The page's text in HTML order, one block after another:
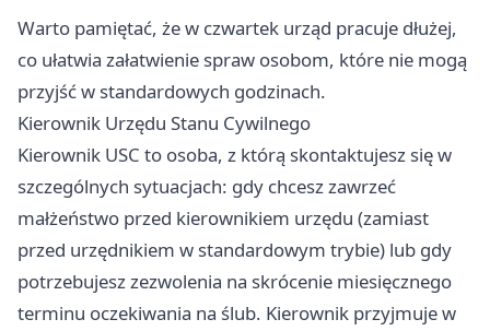
Warto pamiętać, że w czwartek urząd pracuje dłużej,
co ułatwia załatwienie spraw osobom, które nie mogą
przyjść w standardowych godzinach.
Kierownik Urzędu Stanu Cywilnego
Kierownik USC to osoba, z którą skontaktujesz się w
szczególnych sytuacjach: gdy chcesz zawrzeć
małżeństwo przed kierownikiem urzędu (zamiast
przed urzędnikiem w standardowym trybie) lub gdy
potrzebujesz zezwolenia na skrócenie miesięcznego
terminu oczekiwania na ślub. Kierownik przyjmuje w